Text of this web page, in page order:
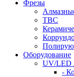
Фрезы
ТВС
Оборудование
UV/LED
-